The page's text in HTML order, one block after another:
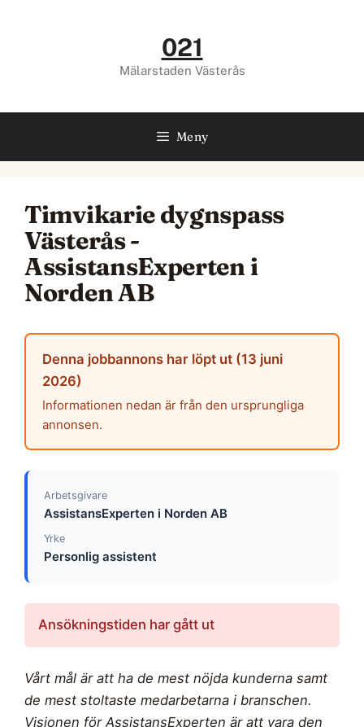
021
Mälarstaden Västerås
Meny
Timvikarie dygnspass
Västerås -
AssistansExperten i
Norden AB
Denna jobbannons har löpt ut (13 juni
2026)
Informationen nedan är från den ursprungliga
annonsen.
Arbetsgivare
AssistansExperten i Norden AB
Yrke
Personlig assistent
Ansökningstiden har gått ut
Vårt mål är att ha de mest nöjda kunderna samt
de mest stoltaste medarbetarna i branschen.
Visionen för AssistansExperten är att vara den